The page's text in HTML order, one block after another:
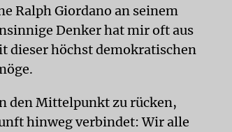
Ralph Giordano an seinem
Denker hat mir oft aus
dieser höchst demokratischen
den Mittelpunkt zu rücken,
hinweg verbindet: Wir alle